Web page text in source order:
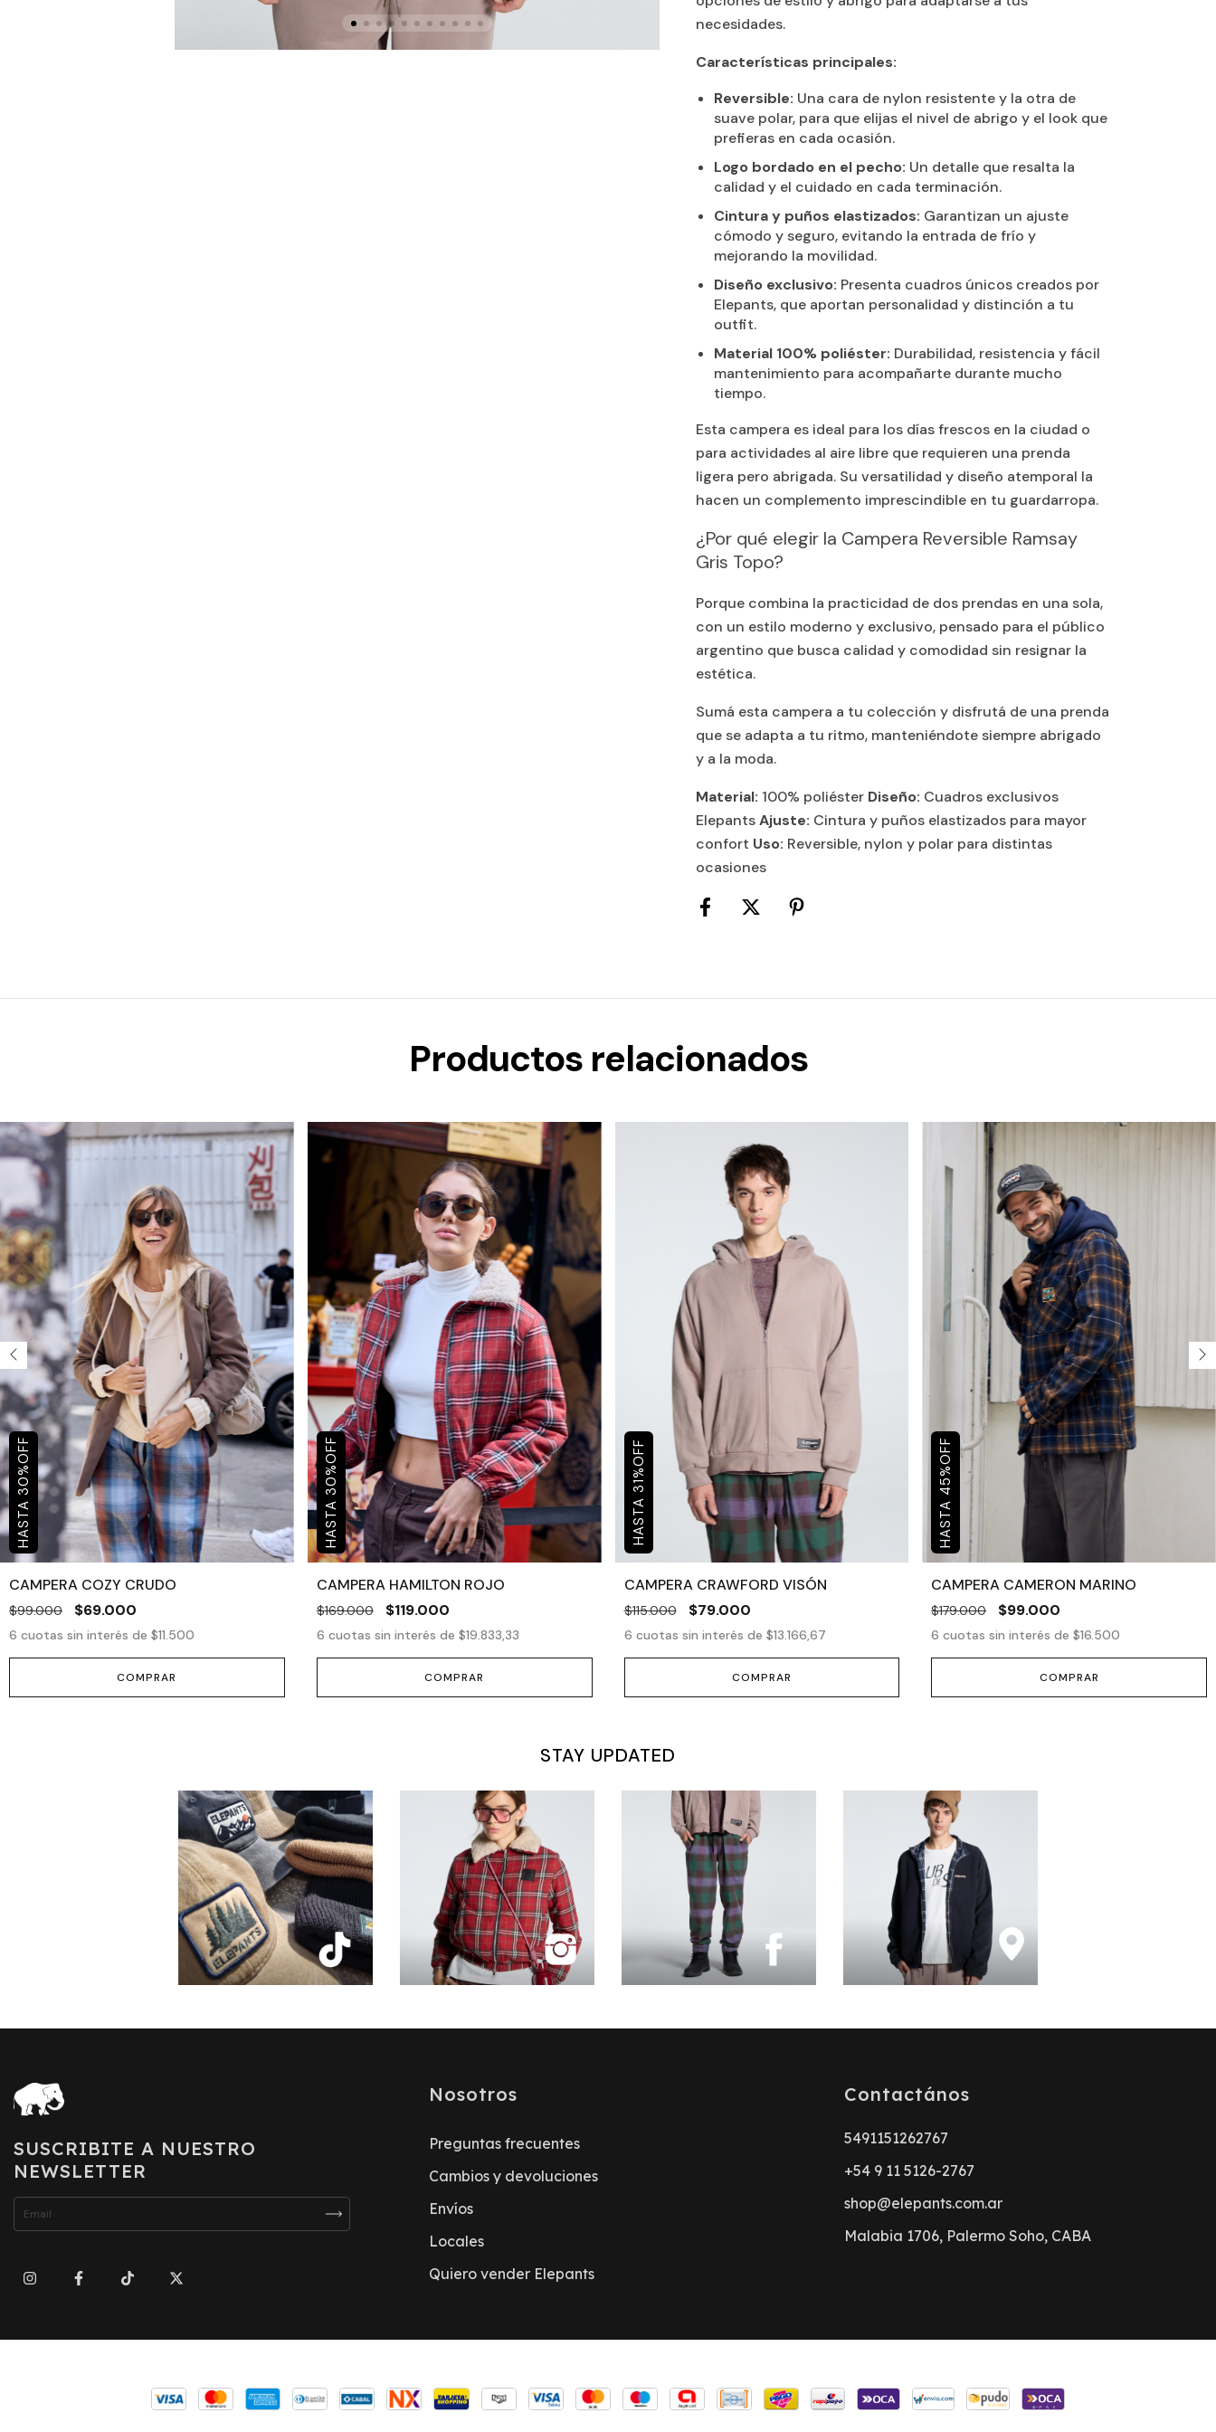
necesidades.
Características principales:
Reversible: Una cara de nylon resistente y la otra de
suave polar, para que elijas el nivel de abrigo y el look que
prefieras en cada ocasión.
Logo bordado en el pecho: Un detalle que resalta la
calidad y el cuidado en cada terminación.
Cintura y puños elastizados: Garantizan un ajuste
cómodo y seguro, evitando la entrada de frío y
mejorando la movilidad.
Diseño exclusivo: Presenta cuadros únicos creados por
Elepants, que aportan personalidad y distinción a tu
outfit.
Material 100% poliéster: Durabilidad, resistencia y fácil
mantenimiento para acompañarte durante mucho
tiempo.
Esta campera es ideal para los días frescos en la ciudad o
para actividades al aire libre que requieren una prenda
ligera pero abrigada. Su versatilidad y diseño atemporal la
hacen un complemento imprescindible en tu guardarropa.
¿Por qué elegir la Campera Reversible Ramsay
Gris Topo?
Porque combina la practicidad de dos prendas en una sola,
con un estilo moderno y exclusivo, pensado para el público
argentino que busca calidad y comodidad sin resignar la
estética.
Sumá esta campera a tu colección y disfrutá de una prenda
que se adapta a tu ritmo, manteniéndote siempre abrigado
y a la moda.
Material: 100% poliéster Diseño: Cuadros exclusivos
ElepantsAjuste: Cintura y puños elastizados para mayor
confort Uso: Reversible, nylon y polar para distintas
ocasiones
Productos relacionados
30
%
OFF
CAMPERA COZY CRUDO
$99.000 $69.000
6 cuotas sin interés de $11.500
COMPRAR
30
%
OFF
CAMPERA HAMILTON ROJO
$169.000 $119.000
6 cuotas sin interés de $19.833,33
COMPRAR
31
%
OFF
CAMPERA CRAWFORD VISÓN
$115.000 $79.000
6 cuotas sin interés de $13.166,67
COMPRAR
45
%
OFF
CAMPERA CAMERON MARINO
$179.000 $99.000
6 cuotas sin interés de$16.500
COMPRAR
STAY UPDATED
SUSCRIBITE A NUESTRO
NEWSLETTER
Nosotros
Preguntas frecuentes
Cambios y devoluciones
Envíos
Locales
Quiero vender Elepants
Contactános
5491151262767
+54 9 11 5126-2767
shop@elepants.com.ar
Malabia 1706, Palermo Soho, CABA